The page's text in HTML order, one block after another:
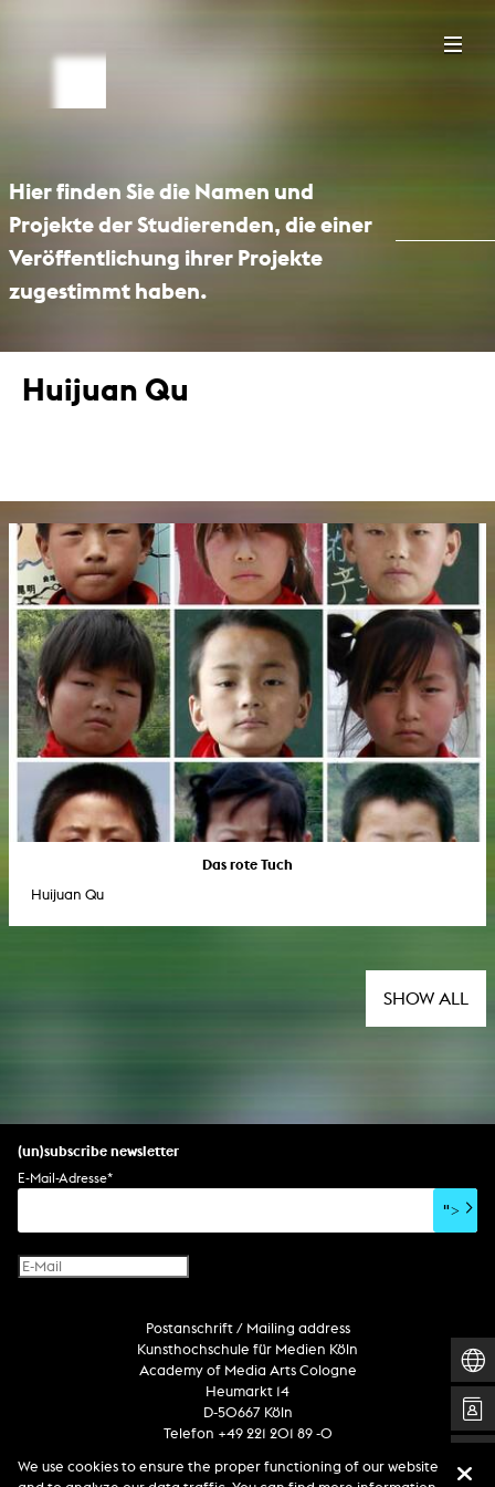
Hier finden Sie die Namen und
Projekte der Studierenden, die einer
Veröffentlichung ihrer Projekte
zugestimmt haben.
Huijuan Qu
Das rote Tuch
Huijuan Qu
SHOW ALL
(un)subscribe newsletter
E-Mail-Adresse*
">
Postanschrift / Mailing address
Kunsthochschule für Medien Köln
Academy of Media Arts Cologne
Heumarkt 14
D-50667 Köln
Telefon +49 221 201 89 -0
We use cookies to ensure the proper functioning of our website